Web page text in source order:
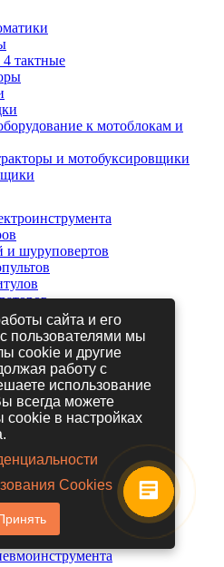
тактные
к мотоблокам и
и мотобуксировщики
и шуруповертов
пил
фенов
машин
лобзиков
ножниц
пил
рубанков
пневматические
пневматические
сайта и его
пользователями мы
cookie и другие
работу с
использование
всегда можете
в настройках
Cookies